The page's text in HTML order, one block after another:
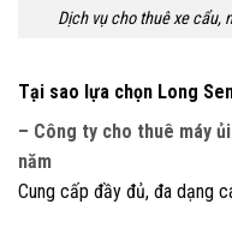
Dịch vụ cho thuê xe cẩu,
Tại sao lựa chọn Long
– Công ty cho thuê máy
năm
Cung cấp đầy đủ, đa dạng